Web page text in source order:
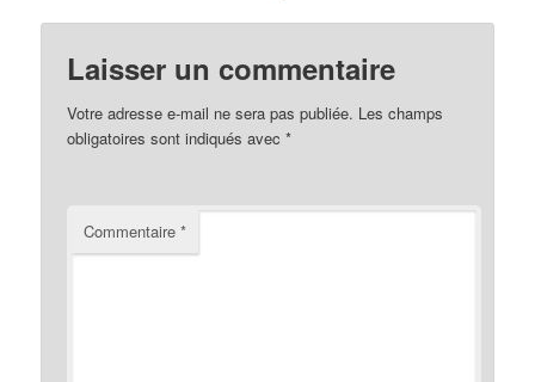
Laisser un commentaire
Votre adresse e-mail ne sera pas publiée. Les champs
obligatoires sont indiqués avec*
Commentaire*